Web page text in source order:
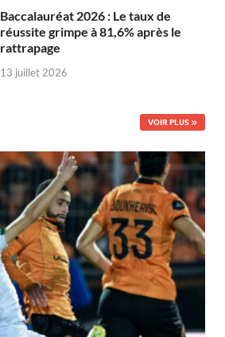
Baccalauréat 2026 : Le taux de
réussite grimpe à 81,6% après le
rattrapage
13 juillet 2026
VOIR PLUS